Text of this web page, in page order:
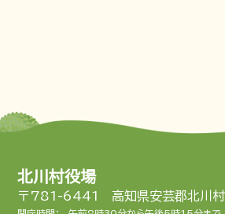
北川村役場
〒781-6441 高知県安芸郡北川